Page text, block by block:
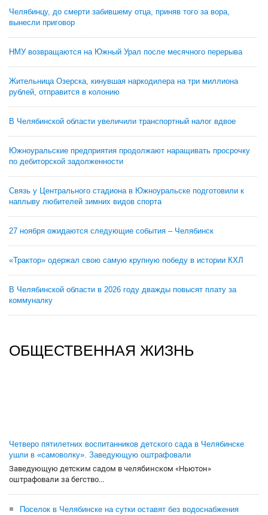
Челябинцу, до смерти забившему отца, приняв того за вора,
вынесли приговор
НМУ возвращаются на Южный Урал после месячного перерыва
Жительница Озерска, кинувшая наркодилера на три миллиона
рублей, отправится в колонию
В Челябинской области увеличили транспортный налог вдвое
Южноуральские предприятия продолжают наращивать просрочку
по дебиторской задолженности
Связь у Центрального стадиона в Южноуральске подготовили к
наплыву любителей зимних видов спорта
27 ноября ожидаются следующие события – Челябинск
«Трактор» одержал свою самую крупную победу в истории КХЛ
В Челябинской области в 2026 году дважды повысят плату за
коммуналку
ОБЩЕСТВЕННАЯ ЖИЗНЬ
Четверо пятилетних воспитанников детского сада в Челябинске
ушли в «самоволку». Заведующую оштрафовали
Заведующую детским садом в челябинском «Ньютон»
оштрафовали за бегство...
Поселок в Челябинске на сутки оставят без водоснабжения